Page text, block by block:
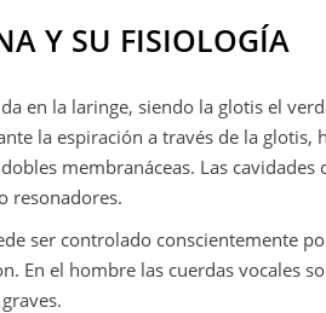
Y SU FISIOLOGÍA
en la laringe, siendo la glotis el
la espiración a través de la glotis,
membranáceas. Las
resonadores.
ser controlado conscientemente
En el hombre las cuerdas vocales